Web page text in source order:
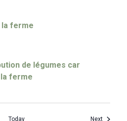
la ferme
de légumes car
ferme
Today NextEvents